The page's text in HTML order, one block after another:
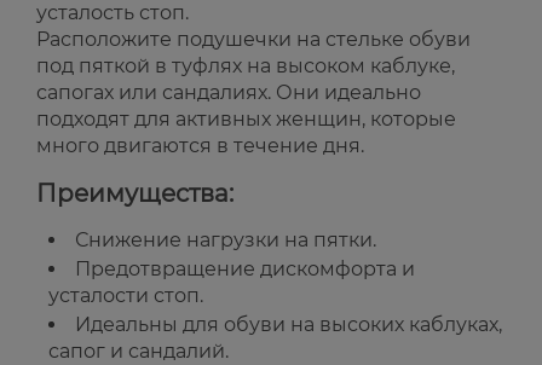
усталость стоп.
Расположите подушечки на стельке обуви
под пяткой в туфлях на высоком каблуке,
сапогах или сандалиях. Они идеально
подходят для активных женщин, которые
много двигаются в течение дня.
Преимущества:
Снижение нагрузки на пятки.
Предотвращение дискомфорта и
усталости стоп.
Идеальны для обуви на высоких каблуках,
сапог и сандалий.